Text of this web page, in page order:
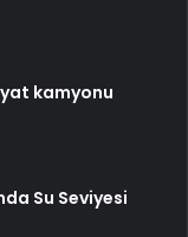
kamyonu
Su Seviyesi